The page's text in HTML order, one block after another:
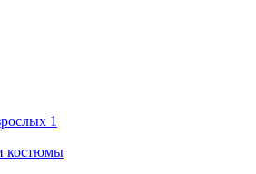
1
костюмы